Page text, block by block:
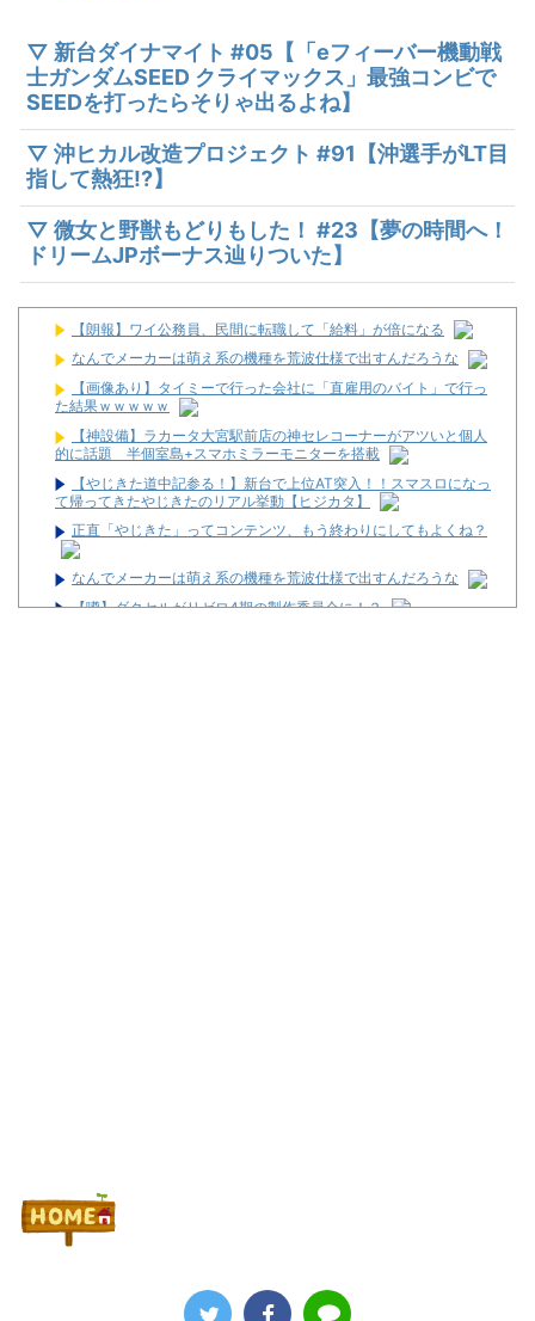
▽ 新台ダイナマイト #05【「eフィーバー機動戦
士ガンダムSEED クライマックス」最強コンビで
SEEDを打ったらそりゃ出るよね】
▽ 沖ヒカル改造プロジェクト #91【沖選手がLT目
指して熱狂!?】
▽ 微女と野獣もどりもした！ #23【夢の時間へ！
ドリームJPボーナス辿りついた】
【朗報】ワイ公務員、民間に転職して「給料」が倍になる
なんでメーカーは萌え系の機種を荒波仕様で出すんだろうな
【画像あり】タイミーで行った会社に「直雇用のバイト」で行っ
た結果ｗｗｗｗｗ
【神設備】ラカータ大宮駅前店の神セレコーナーがアツいと個人
的に話題 半個室島+スマホミラーモニターを搭載
【やじきた道中記参る！】新台で上位AT突入！！スマスロになっ
て帰ってきたやじきたのリアル挙動【ヒジカタ】
正直「やじきた」ってコンテンツ、もう終わりにしてもよくね？
なんでメーカーは萌え系の機種を荒波仕様で出すんだろうな
【噂】ダクセルがリゼロ4期の製作委員会に！？